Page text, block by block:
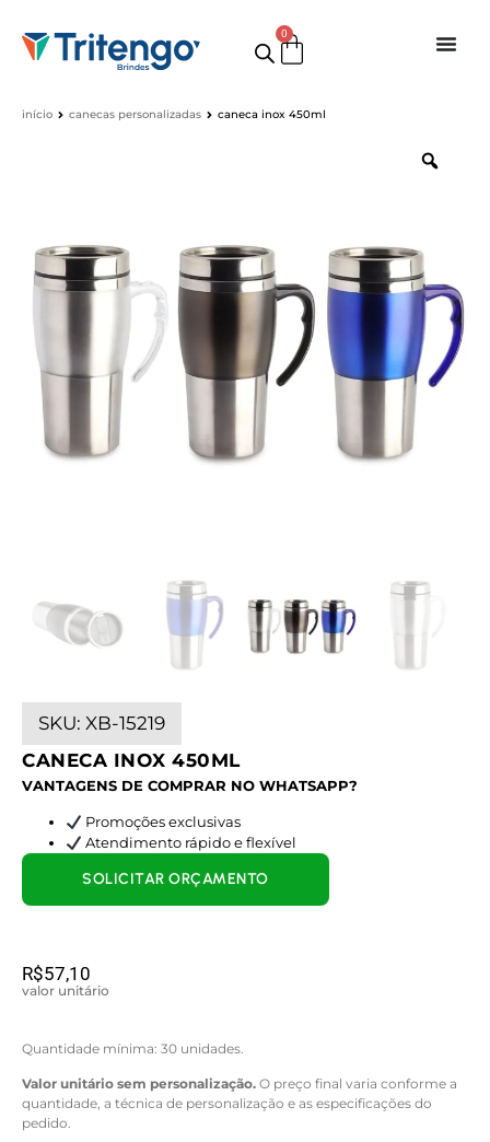
0
início canecas personalizadas caneca inox 450ml
SKU: XB-15219
CANECA INOX 450ML
VANTAGENS DE COMPRAR NO WHATSAPP?
Promoções exclusivas
Atendimento rápido e flexível
R$57,10
valor unitário
Quantidade mínima: 30 unidades.
Valor unitário sem personalização. O preço final varia conforme a
quantidade, a técnica de personalização e as especificações do
pedido.
SOLICITAR ORÇAMENTO